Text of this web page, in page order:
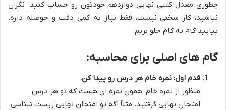
چطوری معدل کتبی نهایی دوازدهم خودتون رو حساب کنید. نگران
نباشید، کار سختی نیست، فقط نیاز به کمی دقت و حوصله داره.
بیایید گام به گام جلو بریم.
گام های اصلی برای محاسبه:
قدم اول: نمره خام هر درس رو پیدا کن.
منظور از نمره خام، همون نمره ای هست که تو هر درس
امتحان نهایی گرفتید. مثلاً اگه تو امتحان نهایی زیست شناسی